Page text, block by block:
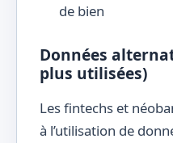
de bien
Données
plus utilisées)
Les fintechs et
à l’utilisation de